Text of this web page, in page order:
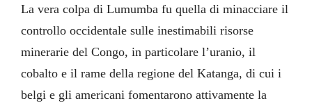
La vera colpa di Lumumba fu quella di minacciare il
controllo occidentale sulle inestimabili risorse
minerarie del Congo, in particolare l’uranio, il
cobalto e il rame della regione del Katanga, di cui i
belgi e gli americani fomentarono attivamente la